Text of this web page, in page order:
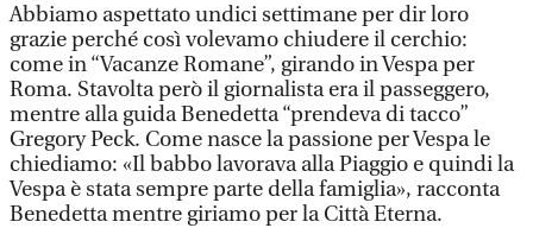
Abbiamo aspettato undici settimane per dir loro
grazie perché così volevamo chiudere il cerchio:
come in “Vacanze Romane”, girando in Vespa per
Roma. Stavolta però il giornalista era il passeggero,
mentre alla guida Benedetta “prendeva di tacco”
Gregory Peck. Come nasce la passione per Vespa le
chiediamo: «Il babbo lavorava alla Piaggio e quindi la
Vespa è stata sempre parte della famiglia», racconta
Benedetta mentre giriamo per la Città Eterna.